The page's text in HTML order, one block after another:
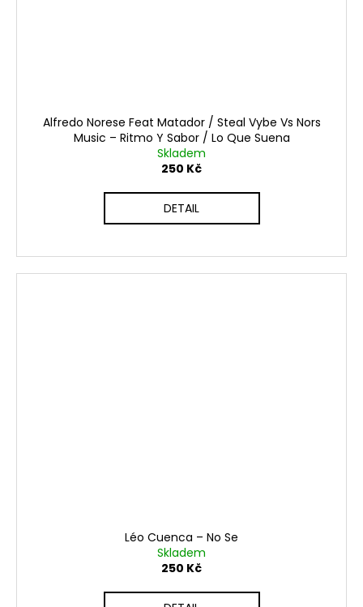
Alfredo Norese Feat Matador / Steal Vybe Vs Nors
Music ‎– Ritmo Y Sabor / Lo Que Suena
Skladem
250 Kč
DETAIL
Léo Cuenca ‎– No Se
Skladem
250 Kč